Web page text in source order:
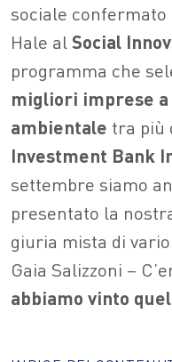
sociale
Hale al Social
programma che
migliori imprese a
ambientale tra più
Investment Bank
settembre siamo
presentato la
giuria mista di
Gaia Salizzoni –
abbiamo vinto